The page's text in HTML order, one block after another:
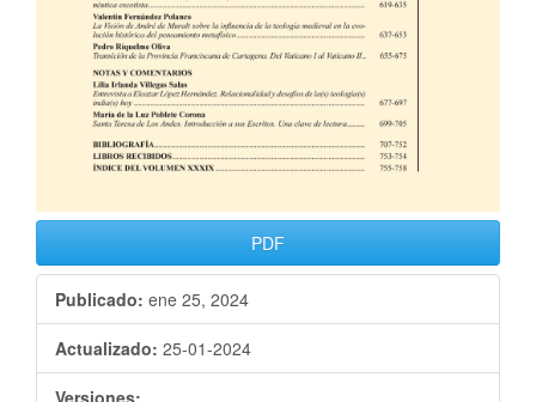
PDF
Publicado: ene 25, 2024
Actualizado: 25-01-2024
Versiones: